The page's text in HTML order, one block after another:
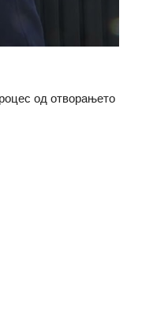
од отворањето